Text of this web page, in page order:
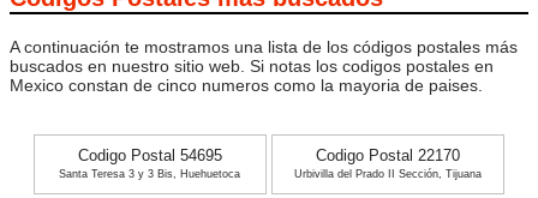
A continuación te mostramos una lista de los códigos postales más
buscados en nuestro sitio web. Si notas los codigos postales en
Mexico constan de cinco numeros como la mayoria de paises.
Codigo Postal 54695
Santa Teresa 3 y 3 Bis, Huehuetoca
Codigo Postal 22170
Urbivilla del Prado II Sección, Tijuana